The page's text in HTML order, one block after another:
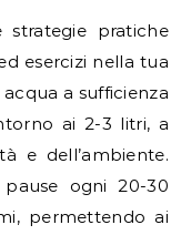
strategie pratiche
esercizi nella tua
a sufficienza
ai 2-3 litri, a
e dell’ambiente.
ogni 20-30
permettendo ai